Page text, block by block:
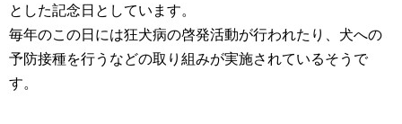
とした記念日としています。
毎年のこの日には狂犬病の啓発活動が行われたり、犬への
予防接種を行うなどの取り組みが実施されているそうで
す。